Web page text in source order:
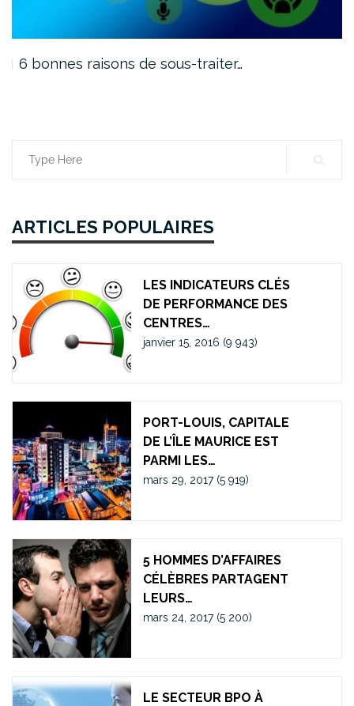
De super conseils pour la…
Search
ARTICLES POPULAIRES
LES INDICATEURS CLÉS
DE PERFORMANCE DES
CENTRES…
janvier 15, 2016 (9 943)
PORT-LOUIS, CAPITALE
DE L’ÎLE MAURICE EST
PARMI LES…
mars 29, 2017 (5 919)
5 HOMMES D’AFFAIRES
CÉLÈBRES PARTAGENT
LEURS…
mars 24, 2017 (5 200)
LE SECTEUR BPO À